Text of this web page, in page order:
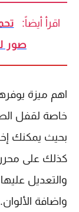
اقرأ أيضاً:
صور
خاصة لقفل
بحيث يمكنك
كذلك على
والتعديل
واضافة